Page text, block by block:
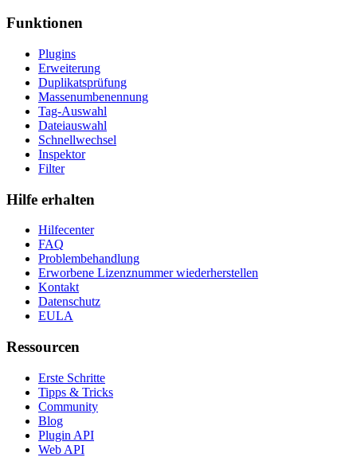
Funktionen
Plugins
Erweiterung
Duplikatsprüfung
Massenumbenennung
Tag-Auswahl
Dateiauswahl
Schnellwechsel
Inspektor
Filter
Hilfe erhalten
Hilfecenter
FAQ
Problembehandlung
Erworbene Lizenznummer wiederherstellen
Kontakt
Datenschutz
EULA
Ressourcen
Erste Schritte
Tipps & Tricks
Community
Blog
Plugin API
Web API